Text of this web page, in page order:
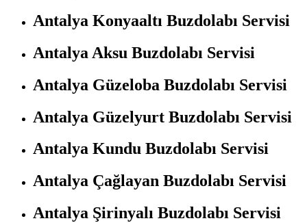
Antalya Konyaaltı Buzdolabı Servisi
Antalya Aksu Buzdolabı Servisi
Antalya Güzeloba Buzdolabı Servisi
Antalya Güzelyurt Buzdolabı Servisi
Antalya Kundu Buzdolabı Servisi
Antalya Çağlayan Buzdolabı Servisi
Antalya Şirinyalı Buzdolabı Servisi